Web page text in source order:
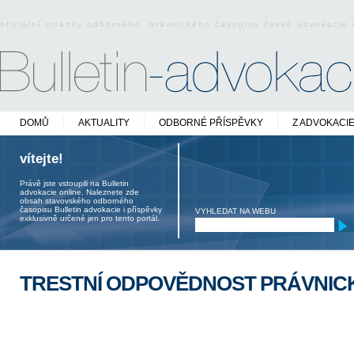
oficiální stránky odborného právnického časopisu české
DOMŮ AKTUALITY ODBORNÉ PŘÍSPĚVKY Z ADVOKACIE
vítejte!
Právě jste vstoupili na Bulletin
advokacie online. Naleznete zde
obsah stavovského odborného
časopisu Bulletin advokacie i příspěvky
exklusivně určené jen pro tento portál.
VYHLEDAT NA WEBU
TRESTNÍ ODPOVĚDNOST